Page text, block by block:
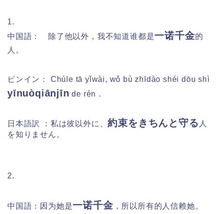
1.
中国語： 除了他以外，我不知道谁都是一诺千金的
人。
ピンイン： Chúle tā yǐwài, wǒ bù zhīdào shéi dōu shì
yīnuòqiānjīn de rén．
日本語訳 ：私は彼以外に、約束をきちんと守る 人
を知りません。
2.
中国語：因为她是一诺千金 ，所以所有的人信赖她。